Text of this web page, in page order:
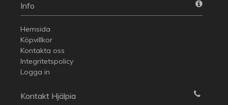
Info
Hemsida
Köpvillkor
Kontakta oss
Integritetspolicy
Logga in
Kontakt Hjälpia